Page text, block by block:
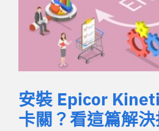
安裝 Epicor
卡關？看這篇解決